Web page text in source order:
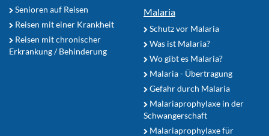
Senioren auf Reisen
Reisen mit einer Krankheit
Reisen mit chronischer
Erkrankung / Behinderung
Malaria
Schutz vor Malaria
Was ist Malaria?
Wo gibt es Malaria?
Malaria - Übertragung
Gefahr durch Malaria
Malariaprophylaxe in der
Schwangerschaft
Malariaprophylaxe für